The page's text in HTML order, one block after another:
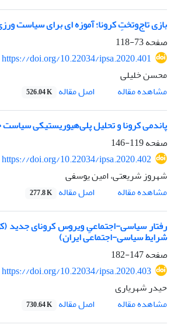
بازی تاج‌وتختِ کرونا؛ آموزه ای برای سیاست
صفحه73-118
https://doi.org/10.22034/ipsa.2020.401
محسن خلیلی
مشاهده مقاله
اصل مقاله 526.04 K
پاندمی کرونا و تحلیل پلی‌هیوریستیکی سیاست
صفحه119-146
https://doi.org/10.22034/ipsa.2020.402
شهروز شریعتی، امین یوسفی
مشاهده مقاله
اصل مقاله 277.8 K
شرایط سیاسی-اجتماعی ایران)
صفحه147-182
https://doi.org/10.22034/ipsa.2020.403
حیدر شهریاری
مشاهده مقاله
اصل مقاله 730.64 K